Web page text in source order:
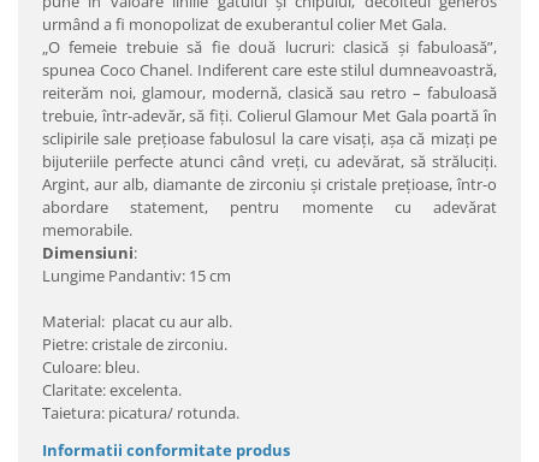
urmând a fi monopolizat de exuberantul colier Met Gala.
„O femeie trebuie să fie două lucruri: clasică şi fabuloasă”,
spunea Coco Chanel. Indiferent care este stilul dumneavoastră,
reiterăm noi, glamour, modernă, clasică sau retro – fabuloasă
trebuie, într-adevăr, să fiţi. Colierul Glamour Met Gala poartă în
sclipirile sale preţioase fabulosul la care visaţi, aşa că mizaţi pe
bijuteriile perfecte atunci când vreţi, cu adevărat, să străluciţi.
Argint, aur alb, diamante de zirconiu şi cristale preţioase, într-o
abordare statement, pentru momente cu adevărat
memorabile.
Dimensiuni:
Lungime Pandantiv: 15 cm
Material: placat cu aur alb.
Pietre: cristale de zirconiu.
Culoare: bleu.
Claritate: excelenta.
Taietura: picatura/ rotunda.
Informatii conformitate produs